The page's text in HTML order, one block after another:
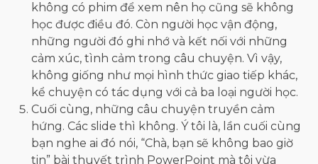
không có phim để xem nên họ cũng sẽ không
học được điều đó. Còn người học vận động,
những người đó ghi nhớ và kết nối với những
cảm xúc, tình cảm trong câu chuyện. Vì vậy,
không giống như mọi hình thức giao tiếp khác,
kể chuyện có tác dụng với cả ba loại người học.
Cuối cùng, những câu chuyện truyền cảm
hứng. Các slide thì không. Ý tôi là, lần cuối cùng
bạn nghe ai đó nói, “Chà, bạn sẽ không bao giờ
tin” bài thuyết trình PowerPoint mà tôi vừa